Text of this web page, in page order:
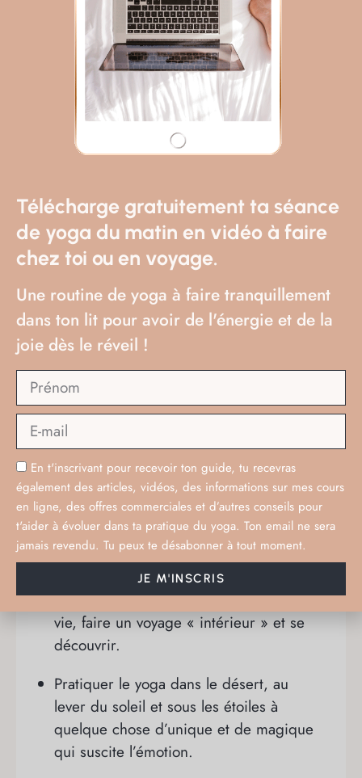
MAROC
Prévoir 8 jours au total dont 6 dans le
désert et 2 jours à Marrakech avant le
Le trek n’est pas simplement une
randonnée, c’est un état d’esprit, un
retour vers soi, une envie de découverte
et de partage de moments inoubliables.
Regarder le monde autrement, vivre
différemment, se mettre un défi
physique, se laisser surprendre par les
paysages grandioses, rencontrer de
nouvelles cultures, coutumes, mode de
vie, faire un voyage « intérieur » et se
découvrir.
Pratiquer le yoga dans le désert, au
lever du soleil et sous les étoiles à
quelque chose d’unique et de magique
qui suscite l’émotion.
Télécharge gratuitement ta séance
de yoga du matin en vidéo à faire
chez toi ou en voyage.
Une routine de yoga à faire tranquillement
dans ton lit pour avoir de l'énergie et de la
joie dès le réveil !
En t'inscrivant pour recevoir ton guide, tu recevras
également des articles, vidéos, des informations sur mes cours
en ligne, des offres commerciales et d’autres conseils pour
t'aider à évoluer dans ta pratique du yoga. Ton email ne sera
jamais revendu. Tu peux te désabonner à tout moment.
JE M'INSCRIS